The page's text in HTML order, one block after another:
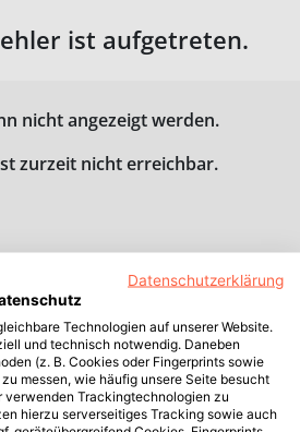
ist aufgetreten.
nicht angezeigt werden.
zurzeit nicht erreichbar.
Datenschutzerklärung
Technologien auf unserer Website.
und technisch notwendig. Daneben
(z. B. Cookies oder Fingerprints sowie
messen, wie häufig unsere Seite besucht
verwenden Trackingtechnologien zu
hierzu serverseitiges Tracking sowie auch